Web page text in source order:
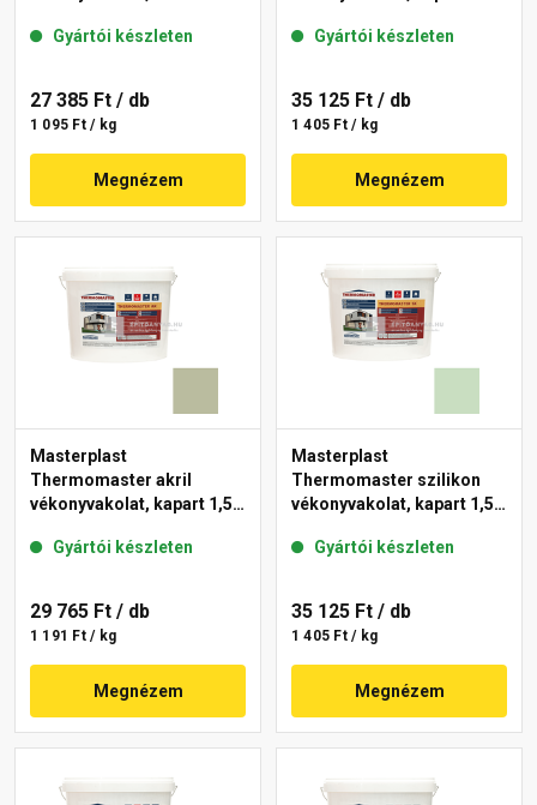
45-F 25 kg
Gyártói készleten
27 385 Ft / db
1 095 Ft / kg
Megnézem
Gyártói készleten
35 125 Ft / db
1 405 Ft / kg
Megnézem
Masterplast
Thermomaster akril
vékonyvakolat, kapart 1,5
Gyártói készleten
29 765 Ft / db
1 191 Ft / kg
Megnézem
Masterplast
Thermomaster szilikon
vékonyvakolat, kapart 1,5
Gyártói készleten
35 125 Ft / db
1 405 Ft / kg
Megnézem